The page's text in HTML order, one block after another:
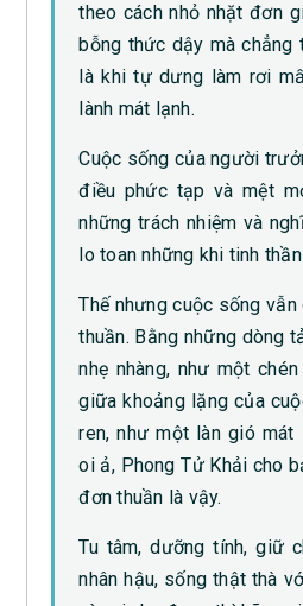
theo cách nhỏ nhặt đơn
bỗng thức dậy mà chẳng
là khi tự dưng làm rơi
lành mát lạnh.
Cuộc sống của người
điều phức tạp và mệt
những trách nhiệm và
lo toan những khi tinh
Thế nhưng cuộc sống
thuần. Bằng những dòng
nhẹ nhàng, như một
giữa khoảng lặng của
ren, như một làn gió mát
oi ả, Phong Tử Khải cho
đơn thuần là vậy.
Tu tâm, dưỡng tính, giữ
nhân hậu, sống thật thà